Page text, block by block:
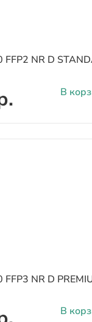
FFP2 NR D
В
FFP3 NR D
В